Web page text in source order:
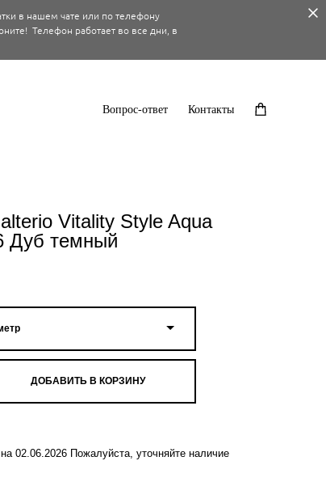
в нашем чате или по телефону
Телефон работает во все дни, в
Вопрос-ответ Контакты
Vitality Style Aqua
Дуб темный
ДОБАВИТЬ В КОРЗИНУ
02.06.2026 Пожалуйста, уточняйте наличие